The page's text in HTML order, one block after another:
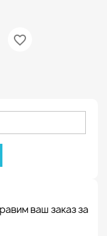
favorite_border
ваш заказ за